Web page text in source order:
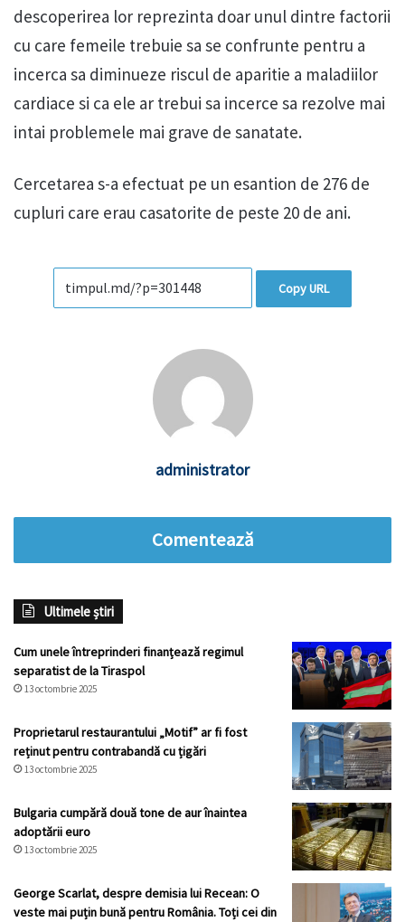
descoperirea lor reprezinta doar unul dintre factorii
cu care femeile trebuie sa se confrunte pentru a
incerca sa diminueze riscul de aparitie a maladiilor
cardiace si ca ele ar trebui sa incerce sa rezolve mai
intai problemele mai grave de sanatate.
Cercetarea s-a efectuat pe un esantion de 276 de
cupluri care erau casatorite de peste 20 de ani.
Copy URL
administrator
Comentează
Ultimele știri
Cum unele întreprinderi finanțează regimul
separatist de la Tiraspol
13 octombrie 2025
Proprietarul restaurantului „Motif” ar fi fost
reținut pentru contrabandă cu țigări
13 octombrie 2025
Bulgaria cumpără două tone de aur înaintea
adoptării euro
13 octombrie 2025
George Scarlat, despre demisia lui Recean: O
veste mai puțin bună pentru România. Toți cei din